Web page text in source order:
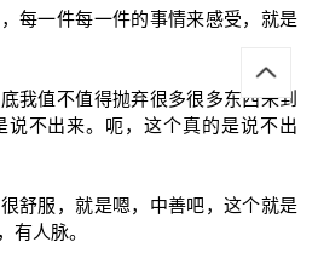
每一件每一件的事情来感受，就是
我值不值得抛弃很多很多东西来到
不出来。呃，这个真的是说不出
舒服，就是嗯，中善吧，这个就是
有人脉。